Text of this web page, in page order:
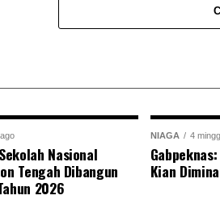
Nasional
Tengah Dibangun
2026
NIAGA 4
Kian